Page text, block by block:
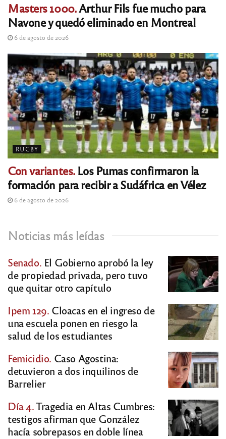
Masters 1000.Arthur Fils fue mucho para
Navone y quedó eliminado en Montreal
6 de agosto de 2026
RUGBY
Con variantes.Los Pumas confirmaron la
formación para recibir a Sudáfrica en Vélez
6 de agosto de 2026
Noticias más leídas
Senado. El Gobierno aprobó la ley
de propiedad privada, pero tuvo
que quitar otro capítulo
Ipem 129. Cloacas en el ingreso de
una escuela ponen en riesgo la
salud de los estudiantes
Femicidio. Caso Agostina:
detuvieron a dos inquilinos de
Barrelier
Día 4.Tragedia en Altas Cumbres:
testigos afirman que González
hacía sobrepasos en doble línea